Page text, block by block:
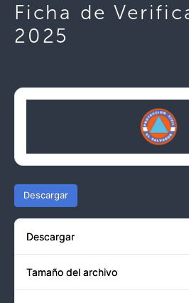
Ficha de
2025
Descargar
Descargar
Tamaño del archivo